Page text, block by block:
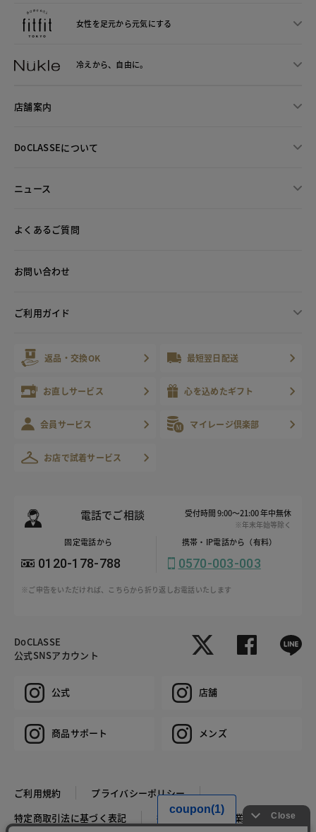
女性を足元から元気にする
冷えから、 自由に。
店舗案内
DoCLASSEについて
ニュース
よくあるご質問
お問い合わせ
ご利用ガイド
返品・交換OK 最短翌日配送
お直しサービス 心を込めたギフト
会員サービス マイレージ倶楽部
お店で試着サービス
電話でご相談 受付時間 9:00～21:00 年中無休
※年末年始等除く
固定電話から
0120-178-788
携帯・IP電話から（有料）
0570-003-003
※ご申告をいただければ、こちらから折り返しお電話いたします
DoCLASSE
公式SNSアカウント
公式 店舗
商品サポート メンズ
ご利用規約
プライバシーポリシー
特定商取引法に基づく表記
推奨環境 企業情報